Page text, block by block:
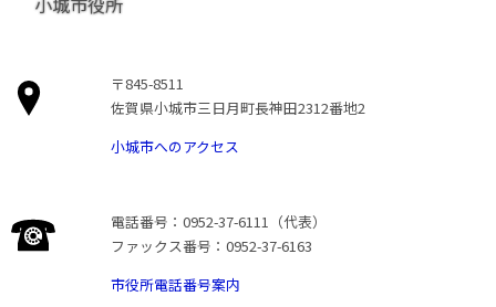
〒845-8511
佐賀県小城市三日月町長神田2312番地2
小城市へのアクセス
電話番号：0952-37-6111（代表）
ファックス番号：0952-37-6163
市役所電話番号案内